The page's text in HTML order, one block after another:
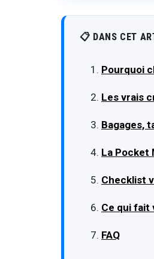
📋 DANS CET
Pourquoi
Les vrais
Bagages,
La Pocket
Checklist
Ce qui fait
FAQ